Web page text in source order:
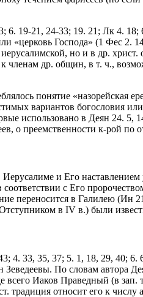
19-21, 24-33; 19. 21; Лк 4. 18;
«церковь Господа» (1 Фес 2.
но и в др.
к членам др. общин, в т. ч.,
понятие «назорейская
вариантов богословия
использовано в Деян 24. 5,
о преемственности к-рой
и Его
соответствии с Его
переносится в Галилею (Ин
в IV в.) были
4. 33, 35, 37; 5. 1, 18, 29, 40; 6.
По словам автора
Иаков Праведный (в зап.
относит его к числу